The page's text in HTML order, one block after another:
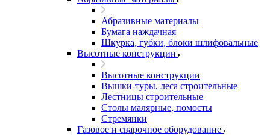
Абразивные материалы
Бумага наждачная
Шкурка, губки, блоки шлифовальные
Высотные конструкции
Высотные конструкции
Вышки-туры, леса строительные
Лестницы строительные
Столы малярные, помосты
Стремянки
Газовое и сварочное оборудование